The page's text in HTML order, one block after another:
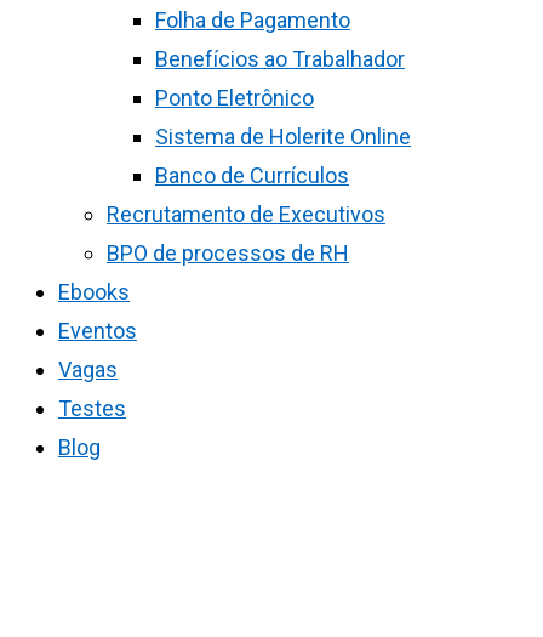
Folha de Pagamento
Benefícios ao Trabalhador
Ponto Eletrônico
Sistema de Holerite Online
Banco de Currículos
Recrutamento de Executivos
BPO de processos de RH
Ebooks
Eventos
Vagas
Testes
Blog